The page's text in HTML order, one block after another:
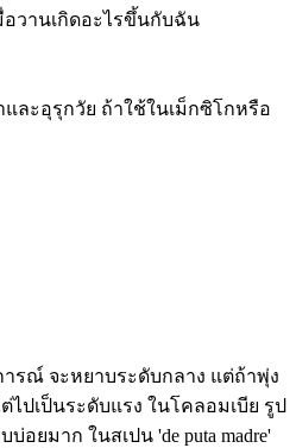
อวานเกิดอะไรขึ้นกับฉัน
ละอุรุกวัย ถ้าใช้ในเม็กซิโกหรือ
รณ์ จะหยาบระดับกลาง แต่ถ้าพุ่ง
ไปเป็นระดับแรง ในโคลอมเบีย รูป
บ่อยมาก ในสเปน 'de puta madre'